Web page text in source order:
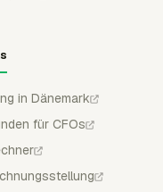
in Dänemark
für CFOs